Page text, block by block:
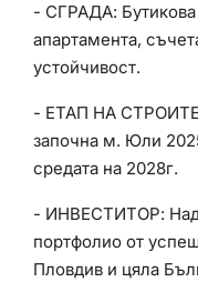
- СГРАДА:
апартамента,
устойчивост.
- ЕТАП НА
започна м. Юли
средата на 2028г.
- ИНВЕСТИТОР:
портфолио от
Пловдив и цяла